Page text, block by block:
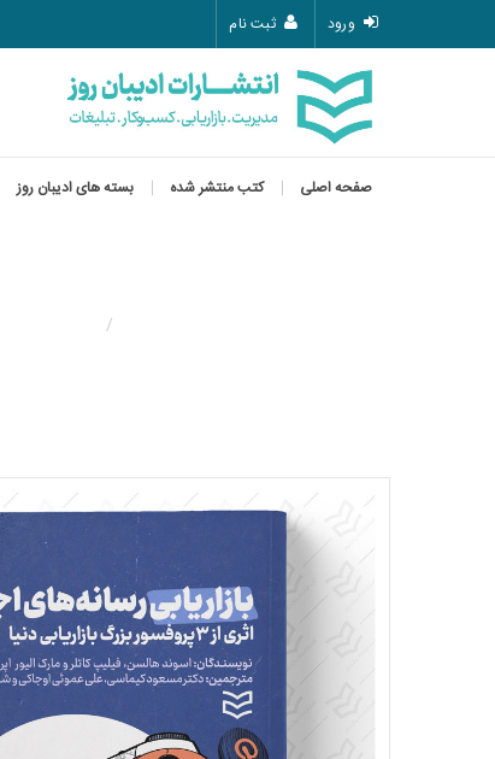
ورود ثبت نام
صفحه اصلی کتب منتشر شده بسته های ادیبان روز